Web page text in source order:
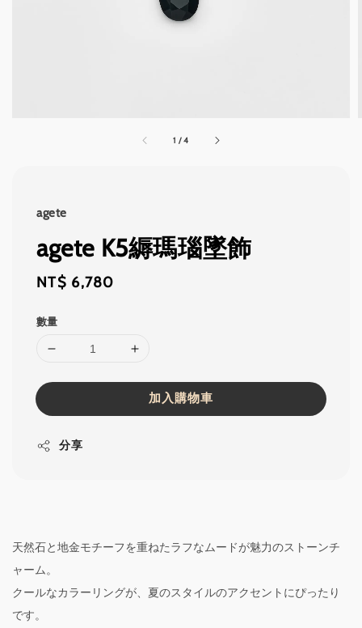
1 /4
agete
agete K5縟瑪瑙墜飾
Regular
NT$ 6,780
數量
加入購物車
分享
天然石と地金モチーフを重ねたラフなムードが魅力のストーンチ
ャーム。
クールなカラーリングが、夏のスタイルのアクセントにぴったり
です。